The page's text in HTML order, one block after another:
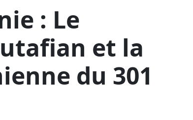
: Le
et la
du 301